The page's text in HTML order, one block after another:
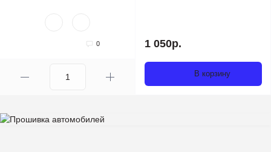
0 1 050р.
В корзину